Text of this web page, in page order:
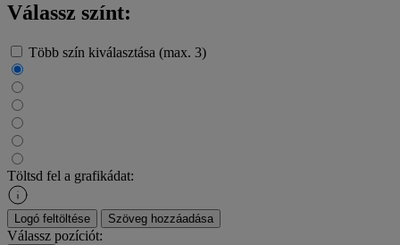
Válassz színt:
Több szín kiválasztása (max. 3)
Töltsd fel a grafikádat:
Logó feltöltése Szöveg hozzáadása
Válassz pozíciót: